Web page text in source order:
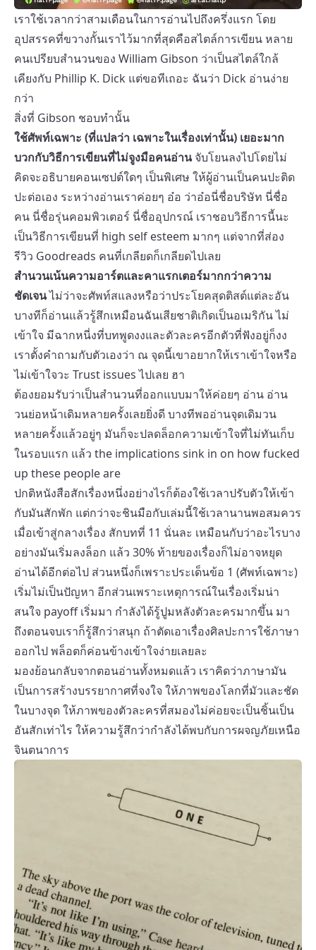
เราใช้เวลากว่าสามเดือนในการอ่านไปถึงครึ่งแรก โดย
อุปสรรคที่ขวางกั้นเราไว้มากที่สุดคือสไตล์การเขียน หลาย
คนเปรียบสำนวนของ William Gibson ว่าเป็นสไตล์ใกล้
เคียงกับ Phillip K. Dick แต่ขอทีเถอะ ฉันว่า Dick อ่านง่าย
กว่า
สิ่งที่ Gibson ชอบทำนั้น
ใช้ศัพท์เฉพาะ (ที่แปลว่า เฉพาะในเรื่องเท่านั้น) เยอะมาก
บวกกับวิธีการเขียนที่ไม่จูงมือคนอ่านจับโยนลงไปโดยไม่
คิดจะอธิบายคอนเซปต์ใดๆ เป็นพิเศษ ให้ผู้อ่านเป็นคนปะติด
ปะต่อเอง ระหว่างอ่านเราค่อยๆ อ๋อ ว่าอ๋อนี่ชื่อบริษัท นี่ชื่อ
คน นี่ชื่อรุ่นคอมพิวเตอร์ นี่ชื่ออุปกรณ์ เราชอบวิธีการนี้นะ
เป็นวิธีการเขียนที่ high self esteem มากๆ แต่จากที่ส่อง
รีวิว Goodreads คนที่เกลียดก็เกลียดไปเลย
สำนวนเน้นความอาร์ตและคาแรกเตอร์มากกว่าความ
ชัดเจนไม่ว่าจะศัพท์สแลงหรือว่าประโยคสุดติสต์แต่ละอัน
บางทีก็อ่านแล้วรู้สึกเหมือนฉันเสียชาติเกิดเป็นอเมริกัน ไม่
เข้าใจ มีฉากหนี่งที่บทพูดงงและตัวละครอีกตัวที่ฟังอยู่ก็งง
เราตั้งคำถามกับตัวเองว่า ณ จุดนี้เขาอยากให้เราเข้าใจหรือ
ไม่เข้าใจวะ Trust issues ไปเลย ฮา
ต้องยอมรับว่าเป็นสำนวนที่ออกแบบมาให้ค่อยๆ อ่าน อ่าน
วนย่อหน้าเดิมหลายครั้งเลยยิ่งดี บางทีพออ่านจุดเดิมวน
หลายครั้งแล้วอยู่ๆ มันก็จะปลดล็อกความเข้าใจที่ไม่ทันเก็บ
ในรอบแรก แล้ว the implications sink in on how fucked
up these people are
ปกติหนังสือสักเรื่องหนึ่งอย่างไรก็ต้องใช้เวลาปรับตัวให้เข้า
กับมันสักพัก แต่กว่าจะชินมือกับเล่มนี้ใช้เวลานานพอสมควร
เมื่อเข้าสู่กลางเรื่อง สักบทที่ 11 นั่นละ เหมือนกับว่าอะไรบาง
อย่างมันเริ่มลงล็อก แล้ว 30% ท้ายของเรื่องก็ไม่อาจหยุด
อ่านได้อีกต่อไป ส่วนหนึ่งก็เพราะประเด็นข้อ 1 (ศัพท์เฉพาะ)
เริ่มไม่เป็นปัญหา อีกส่วนเพราะเหตุการณ์ในเรื่องเริ่มน่า
สนใจ payoff เริ่มมา กำลังได้รู้ปูมหลังตัวละครมากขึ้น มา
ถึงตอนจบเราก็รู้สึกว่าสนุก ถ้าตัดเอาเรื่องศิลปะการใช้ภาษา
ออกไป พล็อตก็ค่อนข้างเข้าใจง่ายเลยละ
มองย้อนกลับจากตอนอ่านทั้งหมดแล้ว เราคิดว่าภาษามัน
เป็นการสร้างบรรยากาศที่จงใจ ให้ภาพของโลกที่มัวและชัด
ในบางจุด ให้ภาพของตัวละครที่สมองไม่ค่อยจะเป็นชิ้นเป็น
อันสักเท่าไร ให้ความรู้สึกว่ากำลังได้พบกับการผจญภัยเหนือ
จินตนาการ